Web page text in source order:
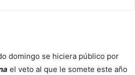
domingo se hiciera público por
el veto al que le somete este año